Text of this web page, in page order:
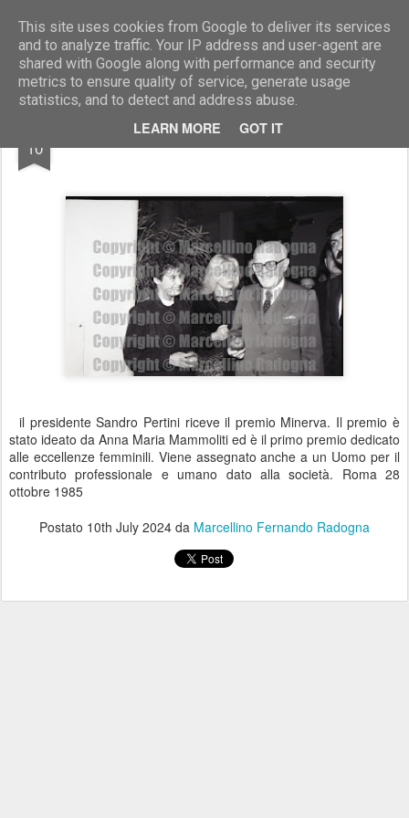
This site uses cookies from Google to deliver its services
and to analyze traffic. Your IP address and user-agent are
shared with Google along with performance and security
metrics to ensure quality of service, generate usage
statistics, and to detect and address abuse.
LEARN MORE GOT IT
Marcellino Radogna - Fotonotizie per la stampa
10 Sandro Pertini
il presidente Sandro Pertini riceve il premio Minerva. Il premio è
stato ideato da Anna Maria Mammoliti ed è il primo premio dedicato
alle eccellenze femminili. Viene assegnato anche a un Uomo per il
contributo professionale e umano dato alla società. Roma 28
ottobre 1985
Postato 10th July 2024 da Marcellino Fernando Radogna